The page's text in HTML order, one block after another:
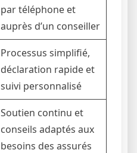
par téléphone et
auprès d’un conseiller
Processus simplifié,
déclaration rapide et
suivi personnalisé
Soutien continu et
conseils adaptés aux
besoins des assurés